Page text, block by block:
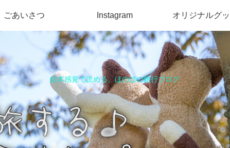
絵本感覚で読める、ほのぼの旅行ブログ
ごあいさつ Instagram オリジナルグ